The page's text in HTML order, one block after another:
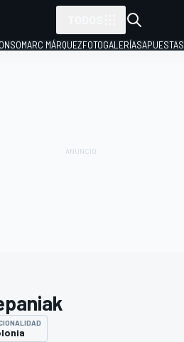
MARC MÁRQUEZFOTOGALERÍASAPUESTAS